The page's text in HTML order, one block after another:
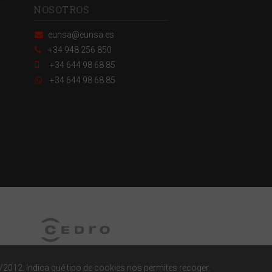
NOSOTROS
eunsa@eunsa.es
+34 948 256 850
+34 644 98 68 85
+34 644 98 68 85
Indica qué tipo de cookies nos permites recoger.